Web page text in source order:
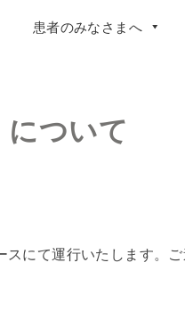
患者のみなさまへ
ついて
にて運行いたします。ご